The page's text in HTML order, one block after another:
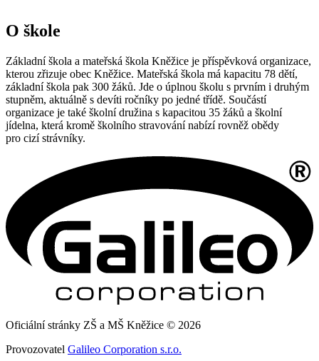
O škole
Základní škola a mateřská škola Kněžice je příspěvková organizace,
kterou zřizuje obec Kněžice. Mateřská škola má kapacitu 78 dětí,
základní škola pak 300 žáků. Jde o úplnou školu s prvním i druhým
stupněm, aktuálně s devíti ročníky po jedné třídě. Součástí
organizace je také školní družina s kapacitou 35 žáků a školní
jídelna, která kromě školního stravování nabízí rovněž obědy
pro cizí strávníky.
Oficiální stránky ZŠ a MŠ Kněžice © 2026
Provozovatel Galileo Corporation s.r.o.